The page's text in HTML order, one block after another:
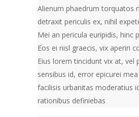
Alienum phaedrum torquatos
detraxit periculis ex, nihil
Mei an pericula euripidis, hinc
Eos ei nisl graecis, vix aperiri
Eius lorem tincidunt vix at, vel
sensibus id, error epicurei
facilisis urbanitas moderatius
rationibus definiebas